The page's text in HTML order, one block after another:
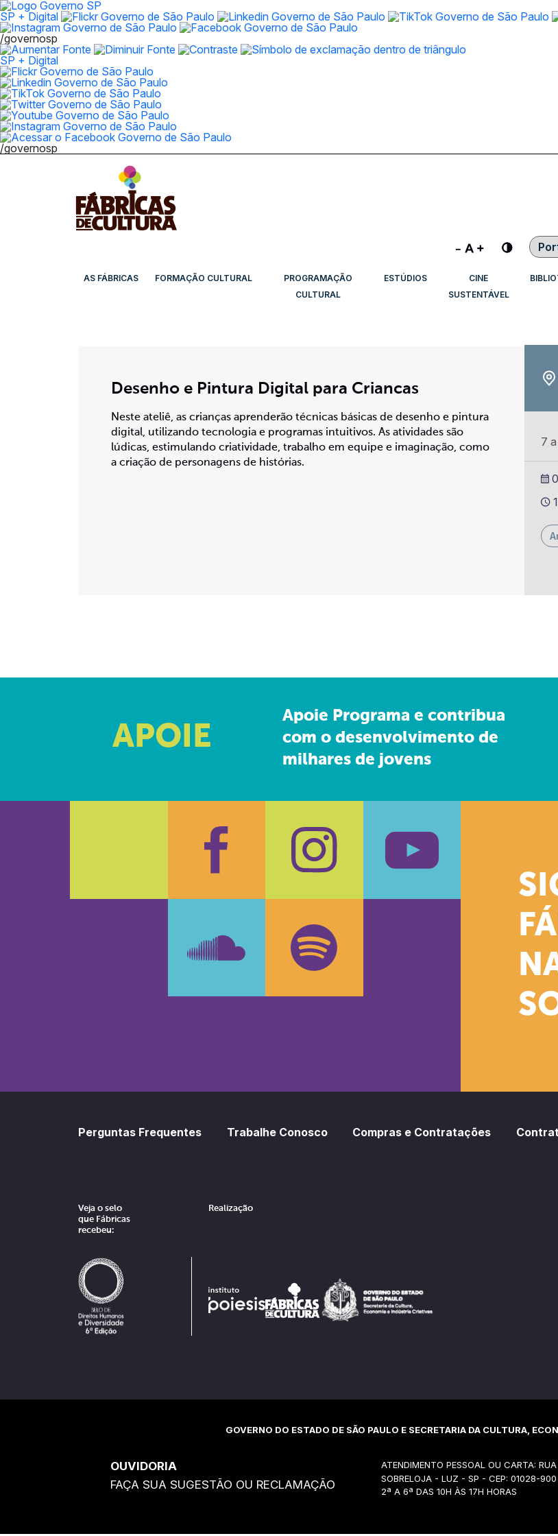
SP + Digital
/governosp
SP + Digital
/governosp
Contraste
AS FÁBRICAS FORMAÇÃO CULTURAL
PROGRAMAÇÃO
CULTURAL
ESTÚDIOS
CINE
SUSTENTÁVEL
Desenho e Pintura Digital para Criancas
Neste ateliê, as crianças aprenderão técnicas básicas de desenho e pintura
digital, utilizando tecnologia e programas intuitivos. As atividades são
lúdicas, estimulando criatividade, trabalho em equipe e imaginação, como
a criação de personagens de histórias.
7
APOIE
Apoie Programa e contribua
com o desenvolvimento de
milhares de jovens
FacebookInstagram
Perguntas Frequentes Trabalhe Conosco Compras e Contratações
Veja o selo
que Fábricas
recebeu:
Realização
GOVERNO DO ESTADO DE SÃO PAULO E SECRETARIA DA CULTURA,
OUVIDORIA
FAÇA SUA SUGESTÃO OU RECLAMAÇÃO
ATENDIMENTO PESSOAL OU CARTA:
SOBRELOJA - LUZ - SP - CEP: 01028-900
2ª A 6ª DAS 10H ÀS 17H HORAS